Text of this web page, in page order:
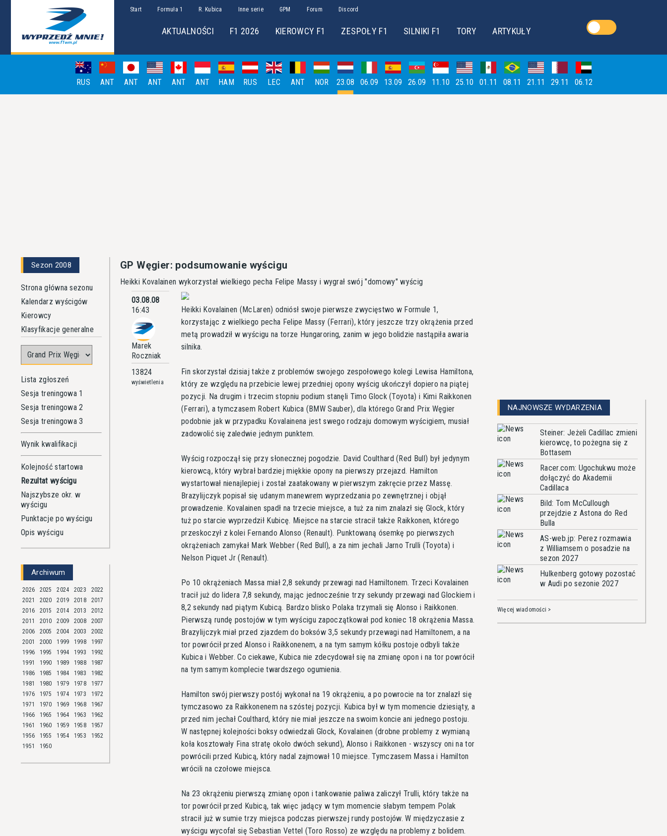
Start Formuła 1 R. Kubica Inne serie GPM Forum Discord
AKTUALNOŚCI F1 2026 KIEROWCY F1 ZESPOŁY F1 SILNIKI F1 TORY ARTYKUŁY
RUS ANT ANT ANT ANT ANT HAM RUS LEC ANT NOR 23.08 06.09 13.09 26.09 11.10 25.10 01.11 08.11 21.11 29.11 06.12
Sezon 2008
Strona główna sezonu
Kalendarz wyścigów
Kierowcy
Klasyfikacje generalne
Lista zgłoszeń
Sesja treningowa 1
Sesja treningowa 2
Sesja treningowa 3
Wynik kwalifikacji
Kolejność startowa
Rezultat wyścigu
Najszybsze okr. w
wyścigu
Punktacje po wyścigu
Opis wyścigu
Archiwum
2026 2025 2024 2023
2022
2021
2020 2019 2018
2017
2016
2015 2014 2013
2012
2011
2010 2009 2008
2007
2006
2005 2004 2003
2002
2001
2000 1999 1998
1997
1996
1995 1994 1993
1992
1991
1990 1989 1988
1987
1986
1985 1984 1983
1982
1981
1980 1979 1978
1977
1976
1975 1974 1973
1972
1971
1970 1969 1968
1967
1966
1965 1964 1963
1962
1961
1960 1959 1958
1957
1956
1955 1954 1953
1952
1951
1950
GP Węgier: podsumowanie wyścigu
Heikki Kovalainen wykorzystał wielkiego pecha Felipe Massy i wygrał swój "domowy" wyścig
03.08.08
16:43
Marek
Roczniak
13824
wyświetlenia
Heikki Kovalainen (McLaren) odniósł swoje pierwsze zwycięstwo w Formule 1,
korzystając z wielkiego pecha Felipe Massy (Ferrari), który jeszcze trzy okrążenia przed
metą prowadził w wyścigu na torze Hungaroring, zanim w jego bolidzie nastąpiła awaria
silnika.
Fin skorzystał dzisiaj także z problemów swojego zespołowego kolegi Lewisa Hamiltona,
który ze względu na przebicie lewej przedniej opony wyścig ukończył dopiero na piątej
pozycji. Na drugim i trzecim stopniu podium stanęli Timo Glock (Toyota) i Kimi Raikkonen
(Ferrari), a tymczasem Robert Kubica (BMW Sauber), dla którego Grand Prix Węgier
podobnie jak w przypadku Kovalainena jest swego rodzaju domowym wyścigiem, musiał
zadowolić się zaledwie jednym punktem.
Wyścig rozpoczął się przy słonecznej pogodzie. David Coulthard (Red Bull) był jedynym
kierowcą, który wybrał bardziej miękkie opony na pierwszy przejazd. Hamilton
wystartował nienajlepiej i został zaatakowany w pierwszym zakręcie przez Massę.
Brazylijczyk popisał się udanym manewrem wyprzedzania po zewnętrznej i objął
prowadzenie. Kovalainen spadł na trzecie miejsce, a tuż za nim znalazł się Glock, który
tuż po starcie wyprzedził Kubicę. Miejsce na starcie stracił także Raikkonen, którego
przeskoczył z kolei Fernando Alonso (Renault). Punktowaną ósemkę po pierwszych
okrążeniach zamykał Mark Webber (Red Bull), a za nim jechali Jarno Trulli (Toyota) i
Nelson Piquet Jr (Renault).
Po 10 okrążeniach Massa miał 2,8 sekundy przewagi nad Hamiltonem. Trzeci Kovalainen
tracił już do lidera 7,8 sekundy, mając jednocześnie trzy sekundy przewagi nad Glockiem i
8,2 sekundy nad piątym Kubicą. Bardzo blisko Polaka trzymali się Alonso i Raikkonen.
Pierwszą rundę postojów w tym wyścigu zapoczątkował pod koniec 18 okrążenia Massa.
Brazylijczyk miał przed zjazdem do boksów 3,5 sekundy przewagi nad Hamiltonem, a na
tor powrócił przed Alonso i Raikkonenem, a na tym samym kółku postoje odbyli także
Kubica i Webber. Co ciekawe, Kubica nie zdecydował się na zmianę opon i na tor powrócił
na tym samym komplecie twardszego ogumienia.
Hamilton swój pierwszy postój wykonał na 19 okrążeniu, a po powrocie na tor znalazł się
tymczasowo za Raikkonenem na szóstej pozycji. Kubica był w tym momencie dziesiąty, a
przed nim jechał Coulthard, który nie miał jeszcze na swoim koncie ani jednego postoju.
W następnej kolejności boksy odwiedzali Glock, Kovalainen (drobne problemy z wymianą
koła kosztowały Fina stratę około dwóch sekund), Alonso i Raikkonen - wszyscy oni na tor
powrócili przed Kubicą, który nadal zajmował 10 miejsce. Tymczasem Massa i Hamilton
wrócili na czołowe miejsca.
Na 23 okrążeniu pierwszą zmianę opon i tankowanie paliwa zaliczył Trulli, który także na
tor powrócił przed Kubicą, tak więc jadący w tym momencie słabym tempem Polak
stracił już w sumie trzy miejsca podczas pierwszej rundy postojów. W międzyczasie z
wyścigu wycofał się Sebastian Vettel (Toro Rosso) ze względu na problemy z bolidem.
NAJNOWSZE WYDARZENIA
Steiner: Jeżeli Cadillac zmieni
kierowcę, to pożegna się z
Bottasem
Racer.com: Ugochukwu może
dołączyć do Akademii
Cadillaca
Bild: Tom McCullough
przejdzie z Astona do Red
Bulla
AS-web.jp: Perez rozmawia
z Williamsem o posadzie na
sezon 2027
Hulkenberg gotowy pozostać
w Audi po sezonie 2027
Więcej wiadomości >